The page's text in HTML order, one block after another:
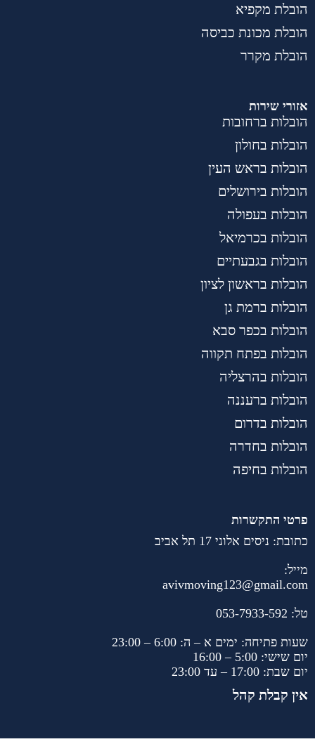
הובלת מקפיא
הובלת מכונת כביסה
הובלת מקרר
אזורי שירות
הובלות ברחובות
הובלות בחולון
הובלות בראש העין
הובלות בירושלים
הובלות בעפולה
הובלות בכרמיאל
הובלות בגבעתיים
הובלות בראשון לציון
הובלות ברמת גן
הובלות בכפר סבא
הובלות בפתח תקווה
הובלות בהרצליה
הובלות ברעננה
הובלות בדרום
הובלות בחדרה
הובלות בחיפה
פרטי התקשרות
כתובת: ניסים אלוני 17 תל אביב
מייל:
avivmoving123@gmail.com
טל: 053-7933-592
שעות פתיחה: ימים א – ה: 6:00 – 23:00
יום שישי: 5:00 – 16:00
יום שבת: 17:00 – עד 23:00
אין קבלת קהל